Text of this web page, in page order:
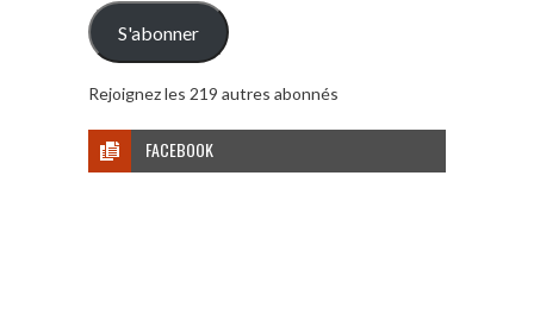
mail
S'abonner
Rejoignez les 219 autres abonnés
FACEBOOK